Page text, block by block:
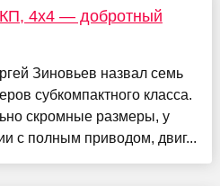
4х4 — добротный
Зиновьев назвал семь
субкомпактного класса.
скромные размеры, у
с полным приводом, двиг...